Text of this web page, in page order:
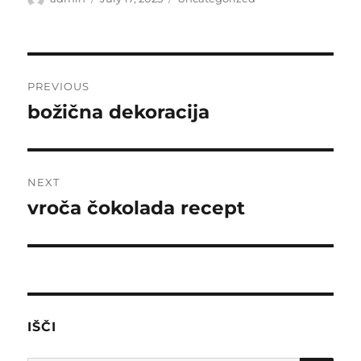
navigation
PREVIOUS
Previous
božična dekoracija
NEXT
Next
vroča čokolada recept
IŠČI